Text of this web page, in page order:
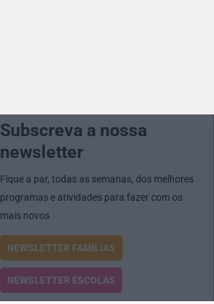
Subscreva a nossa
newsletter
Fique a par, todas as semanas, dos melhores
programas e atividades para fazer com os
mais novos
NEWSLETTER FAMÍLIAS
NEWSLETTER ESCOLAS